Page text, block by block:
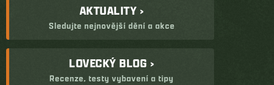
AKTUALITY ›
Sledujte nejnovější dění a akce
LOVECKÝ BLOG ›
Recenze, testy vybavení a tipy